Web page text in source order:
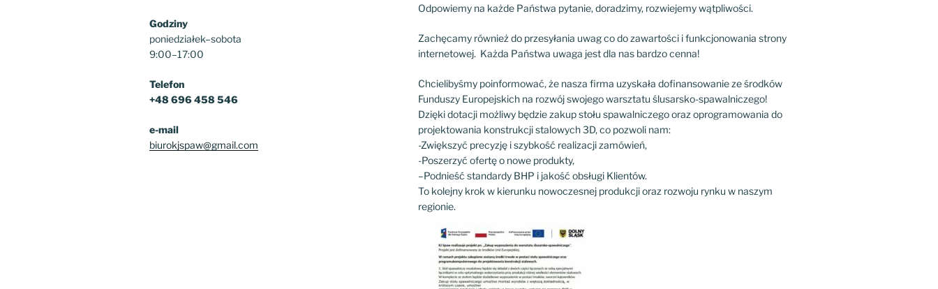
Godziny
poniedziałek–sobota
9:00–17:00
Telefon
+48 696 458 546
e-mail
biurokjspaw@gmail.com
Odpowiemy na każde Państwa pytanie, doradzimy, rozwiejemy wątpliwości.
Zachęcamy również do przesyłania uwag co do zawartości i funkcjonowania strony
internetowej. Każda Państwa uwaga jest dla nas bardzo cenna!
Chcielibyśmy poinformować, że nasza firma uzyskała dofinansowanie ze środków
Funduszy Europejskich na rozwój swojego warsztatu ślusarsko-spawalniczego!
Dzięki dotacji możliwy będzie zakup stołu spawalniczego oraz oprogramowania do
projektowania konstrukcji stalowych 3D, co pozwoli nam:
-Zwiększyć precyzję i szybkość realizacji zamówień,
-Poszerzyć ofertę o nowe produkty,
–Podnieść standardy BHP i jakość obsługi Klientów.
To kolejny krok w kierunku nowoczesnej produkcji oraz rozwoju rynku w naszym
regionie.